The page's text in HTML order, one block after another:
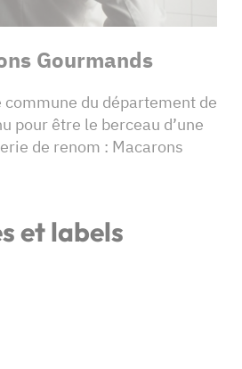
Gourmands
du département de
pour être le berceau d’une
de renom : Macarons
et labels